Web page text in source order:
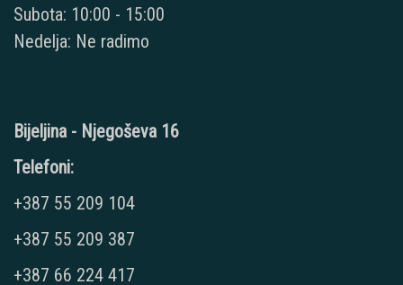
Subota: 10:00 - 15:00
Nedelja: Ne radimo
Bijeljina - Njegoševa 16
Telefoni:
+387 55 209 104
+387 55 209 387
+387 66 224 417